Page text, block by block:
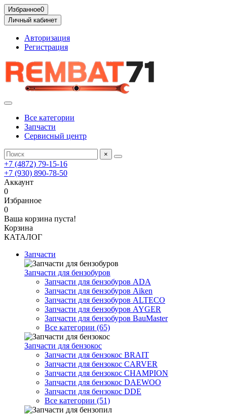
Избранное0
Личный кабинет
Авторизация
Регистрация
Все категории
Запчасти
Сервисный центр
×
+7 (4872) 79-15-16
+7 (930) 890-78-50
Аккаунт
0
Избранное
0
Ваша корзина пуста!
Корзина
КАТАЛОГ
Запчасти
Запчасти для бензобуров
Запчасти для бензобуров ADA
Запчасти для бензобуров Aiken
Запчасти для бензобуров ALTECO
Запчасти для бензобуров AYGER
Запчасти для бензобуров BauMaster
Все категории (65)
Запчасти для бензокос
Запчасти для бензокос BRAIT
Запчасти для бензокос CARVER
Запчасти для бензокос CHAMPION
Запчасти для бензокос DAEWOO
Запчасти для бензокос DDE
Все категории (51)